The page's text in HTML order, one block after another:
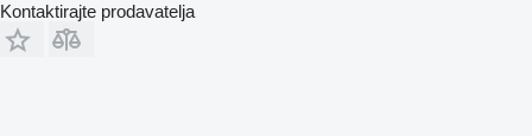
Kontaktirajte prodavatelja